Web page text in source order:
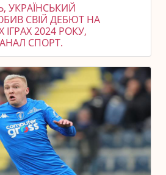
УКРАЇНСЬКИЙ
СВІЙ ДЕБЮТ НА
2024 РОКУ,
СПОРТ.